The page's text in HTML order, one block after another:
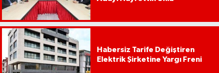
Habersiz Tarife Değiştiren
Elektrik Şirketine Yargı Freni